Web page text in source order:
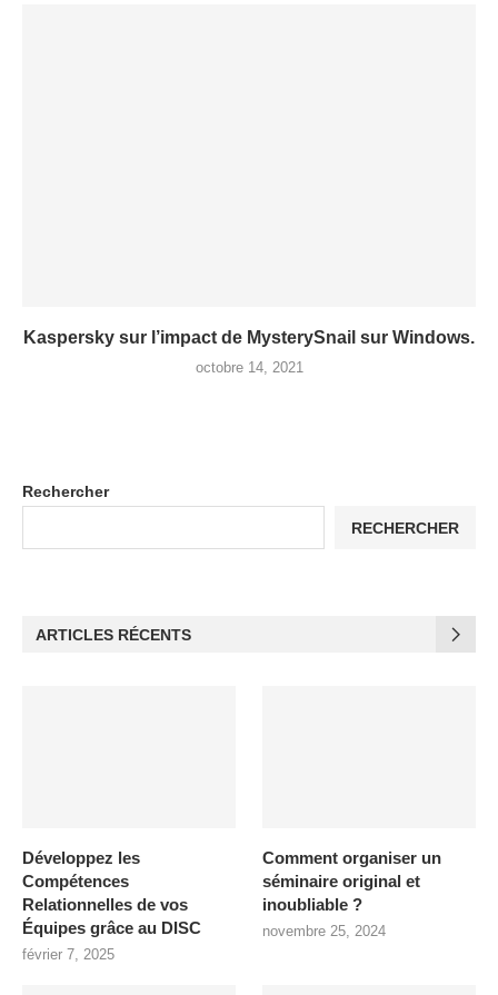
Kaspersky sur l’impact de MysterySnail sur Windows.
octobre 14, 2021
Rechercher
RECHERCHER
ARTICLES RÉCENTS
Développez les
Compétences
Relationnelles de vos
Équipes grâce au DISC
février 7, 2025
Comment organiser un
séminaire original et
inoubliable ?
novembre 25, 2024